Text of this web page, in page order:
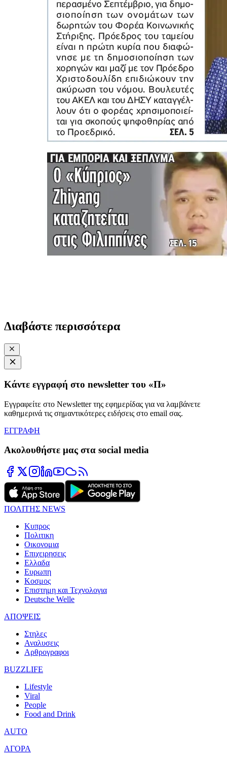
Διαβάστε περισσότερα
Κάντε εγγραφή στο newsletter του «Π»
Εγγραφείτε στο Newsletter της εφημερίδας για να λαμβάνετε
καθημερινά τις σημαντικότερες ειδήσεις στο email σας.
ΕΓΓΡΑΦΗ
Ακολουθήστε μας στα social media
ΠΟΛΙΤΗΣ NEWS
Κυπρος
Πολιτικη
Οικονομια
Επιχειρησεις
Ελλαδα
Ευρωπη
Κοσμος
Επιστημη και Τεχνολογια
Deutsche Welle
ΑΠΟΨΕΙΣ
Στηλες
Αναλυσεις
Αρθρογραφοι
BUZZLIFE
Lifestyle
Viral
People
Food and Drink
AUTO
ΑΓΟΡΑ